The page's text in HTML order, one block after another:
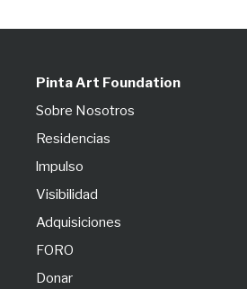
Pinta Art Foundation
Sobre Nosotros
Residencias
lmpulso
Visibilidad
Adquisiciones
FORO
Donar